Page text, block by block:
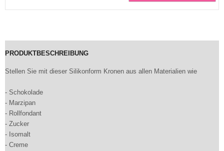
PRODUKTBESCHREIBUNG
Stellen Sie mit dieser Silikonform Kronen aus allen Materialien wie
- Schokolade
- Marzipan
- Rollfondant
- Zucker
- Isomalt
- Creme